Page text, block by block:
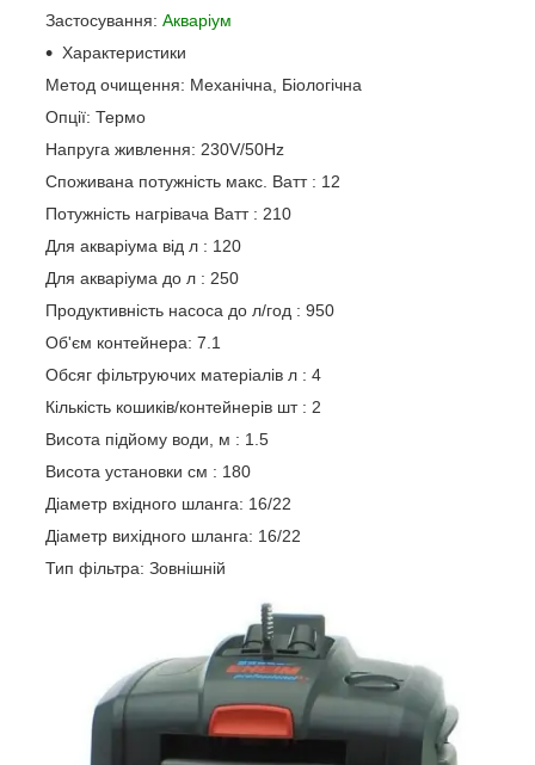
Застосування: Акваріум
Характеристики
Метод очищення: Механічна, Біологічна
Опції: Термо
Напруга живлення: 230V/50Hz
Споживана потужність макс. Ватт : 12
Потужність нагрівача Ватт : 210
Для акваріума від л : 120
Для акваріума до л : 250
Продуктивність насоса до л/год : 950
Об'єм контейнера: 7.1
Обсяг фільтруючих матеріалів л : 4
Кількість кошиків/контейнерів шт : 2
Висота підйому води, м : 1.5
Висота установки см : 180
Діаметр вхідного шланга: 16/22
Діаметр вихідного шланга: 16/22
Тип фільтра: Зовнішній